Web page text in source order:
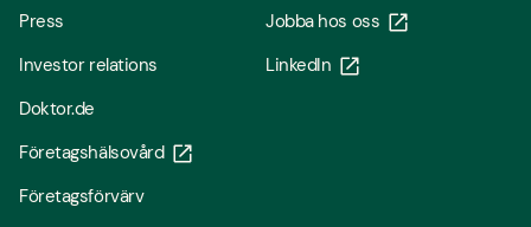
Press
Investor relations
Doktor.de
Företagshälsovård
Företagsförvärv
Jobba hos oss
LinkedIn